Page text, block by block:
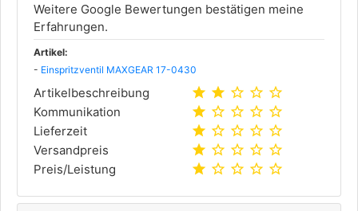
Weitere Google Bewertungen bestätigen meine
Erfahrungen.
Artikel:
- Einspritzventil MAXGEAR 17-0430
Artikelbeschreibung star star star_outline star_outline star_outline
Kommunikation star star_outline star_outline star_outline star_outline
Lieferzeit star star_outline star_outline star_outline star_outline
Versandpreis star star_outline star_outline star_outline star_outline
Preis/Leistung star star_outline star_outline star_outline star_outline